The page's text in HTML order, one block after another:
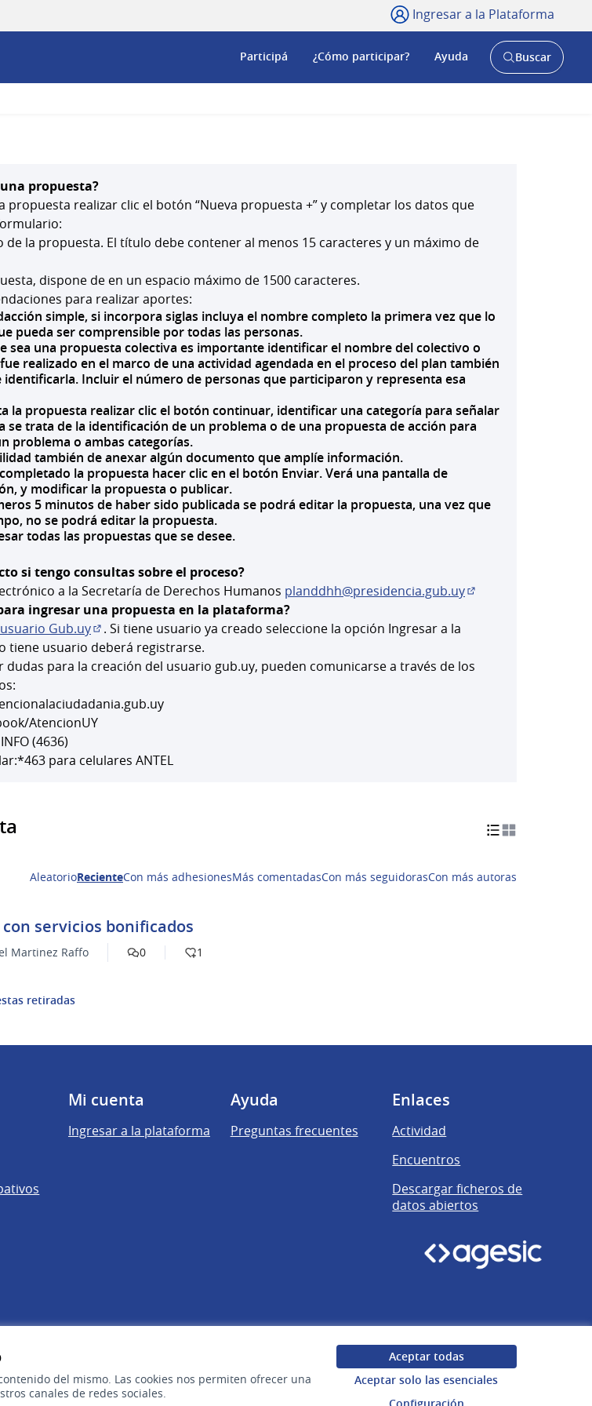
del mismo. Las cookies nos permiten ofrecer una
canales de redes sociales.
Aceptar todas
Aceptar solo las esenciales
Ingresar a la Plataforma
Participá ¿Cómo participar? Ayuda
AbrirBuscar
propuesta?
propuesta realizar clic el botón “Nueva propuesta +” y completar los datos que
de la propuesta. El título debe contener al menos 15 caracteres y un máximo de
dispone de en un espacio máximo de 1500 caracteres.
para realizar aportes:
simple, si incorpora siglas incluya el nombre completo la primera vez que lo
pueda ser comprensible por todas las personas.
sea una propuesta colectiva es importante identificar el nombre del colectivo o
realizado en el marco de una actividad agendada en el proceso del plan también
Incluir el número de personas que participaron y representa esa
la propuesta realizar clic el botón continuar, identificar una categoría para señalar
se trata de la identificación de un problema o de una propuesta de acción para
problema o ambas categorías.
también de anexar algún documento que amplíe información.
la propuesta hacer clic en el botón Enviar. Verá una pantalla de
y modificar la propuesta o publicar.
5 minutos de haber sido publicada se podrá editar la propuesta, una vez que
no se podrá editar la propuesta.
todas las propuestas que se desee.
si tengo consultas sobre el proceso?
a la Secretaría de Derechos Humanos planddhh@presidencia.gub.uy
ingresar una propuesta en la plataforma?
Gub.uy
(Abrir en una pestaña nueva)
. Si tiene usuario ya creado seleccione la opción Ingresar a la
tiene usuario deberá registrarse.
dudas para la creación del usuario gub.uy, pueden comunicarse a través de los
AtencionUY
(4636)
para celulares ANTEL
AleatorioRecienteCon más adhesionesMás comentadasCon más seguidorasCon más autoras
servicios bonificados
Martinez Raffo 0 1
retiradas
Mi cuenta
Ingresar a la plataforma
Ayuda
Preguntas frecuentes
Enlaces
Actividad
Encuentros
Descargar ficheros de
datos abiertos